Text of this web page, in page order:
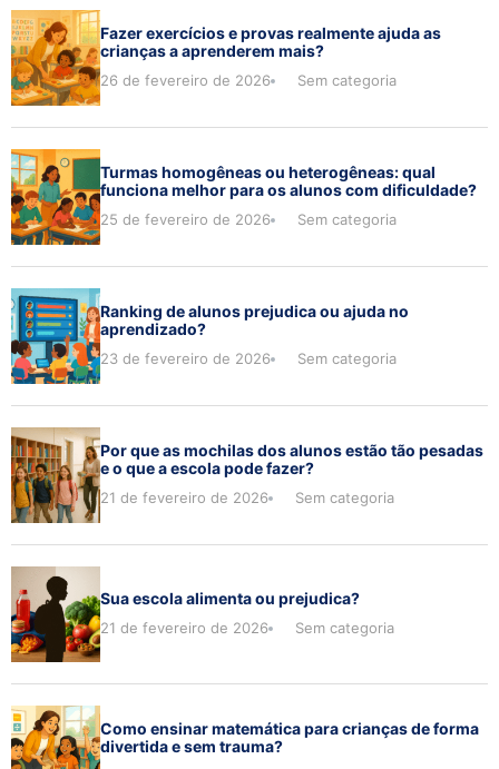
Fazer exercícios e provas realmente ajuda as
crianças a aprenderem mais?
26 de fevereiro de 2026 Sem categoria
Turmas homogêneas ou heterogêneas: qual
funciona melhor para os alunos com dificuldade?
25 de fevereiro de 2026 Sem categoria
Ranking de alunos prejudica ou ajuda no
aprendizado?
23 de fevereiro de 2026 Sem categoria
Por que as mochilas dos alunos estão tão pesadas
e o que a escola pode fazer?
21 de fevereiro de 2026 Sem categoria
Sua escola alimenta ou prejudica?
21 de fevereiro de 2026 Sem categoria
Como ensinar matemática para crianças de forma
divertida e sem trauma?